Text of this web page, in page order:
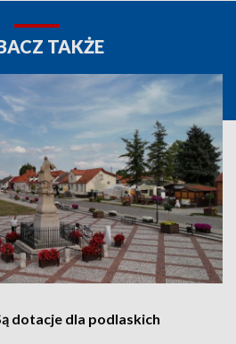
TAKŻE
dotacje dla podlaskich